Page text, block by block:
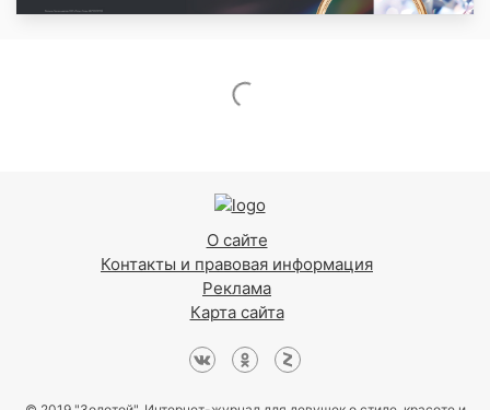
О сайте
Контакты и правовая информация
Реклама
Карта сайта